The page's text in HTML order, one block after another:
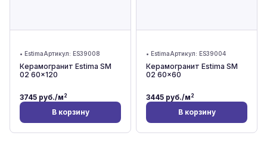
• EstimaАртикул: ES39008
Керамогранит Estima SM
02 60x120
3745 руб./м2
В корзину
• EstimaАртикул: ES39004
Керамогранит Estima SM
02 60x60
3445 руб./м2
В корзину